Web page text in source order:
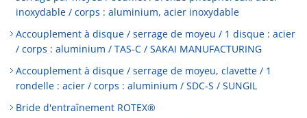
inoxydable / corps : aluminium, acier inoxydable
Accouplement à disque / serrage de moyeu / 1 disque : acier
/ corps : aluminium / TAS-C / SAKAI MANUFACTURING
Accouplement à disque / serrage de moyeu, clavette / 1
rondelle : acier / corps : aluminium / SDC-S / SUNGIL
Bride d'entraînement ROTEX®